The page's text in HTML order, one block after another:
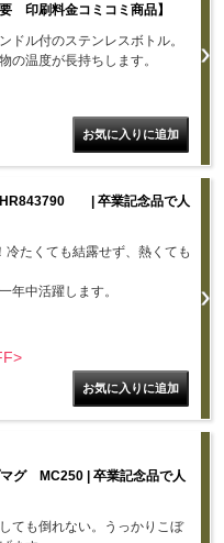
印刷料金コミコミ商品】
ドル付のステンレスボトル。
の温度が長持ちします。
| 卒業記念品で人
冷たくても結露せず、熱くても
年中活躍します。
グ MC250 | 卒業記念品で人
ても倒れない。うっかりこぼ